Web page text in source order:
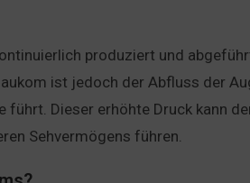
produziert und
ist jedoch der Abfluss der
Dieser erhöhte Druck kann
Sehvermögens führen.